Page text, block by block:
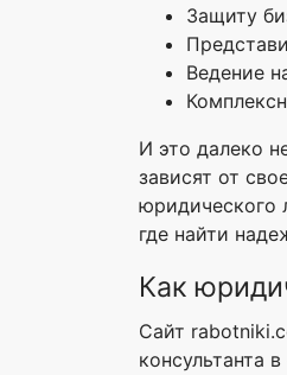
Защиту
Ведение
И это далеко
зависят от
юридического
где найти
Как
Сайт
консультанта